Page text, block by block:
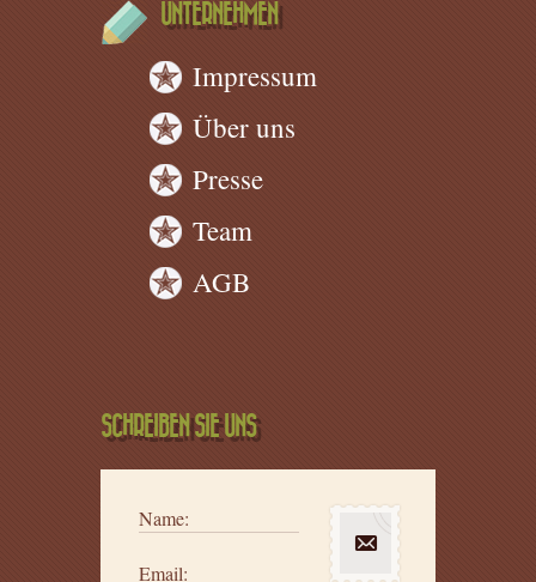
UNTERNEHMEN
Impressum
Über uns
Presse
Team
AGB
SCHREIBEN SIE UNS
Name:
Email: